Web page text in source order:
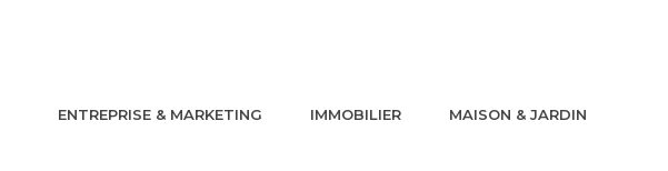
ENTREPRISE & MARKETING IMMOBILIER MAISON & JARDIN